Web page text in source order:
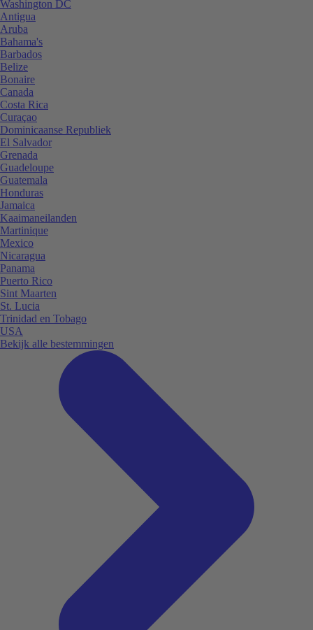
Washington DC
Antigua
Aruba
Bahama's
Barbados
Belize
Bonaire
Canada
Costa Rica
Curaçao
Dominicaanse Republiek
El Salvador
Grenada
Guadeloupe
Guatemala
Honduras
Jamaica
Kaaimaneilanden
Martinique
Mexico
Nicaragua
Panama
Puerto Rico
Sint Maarten
St. Lucia
Trinidad en Tobago
USA
Bekijk alle bestemmingen